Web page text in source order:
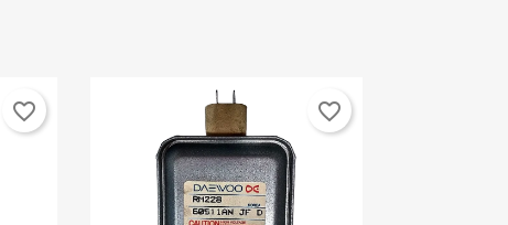
favorite_border favorite_border